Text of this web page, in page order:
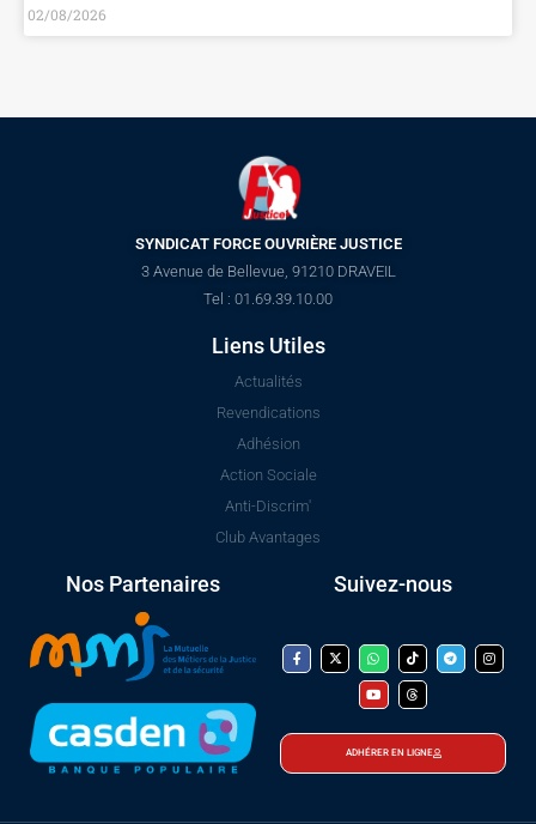
02/08/2026
SYNDICAT FORCE OUVRIÈRE JUSTICE
3 Avenue de Bellevue, 91210 DRAVEIL
Tel : 01.69.39.10.00
Liens Utiles
Actualités
Revendications
Adhésion
Action Sociale
Anti-Discrim'
Club Avantages
Nos Partenaires Suivez-nous
ADHÉRER EN LIGNE